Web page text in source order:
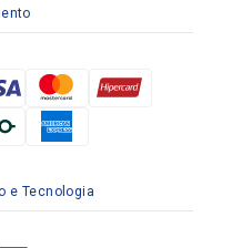
e Tecnologia